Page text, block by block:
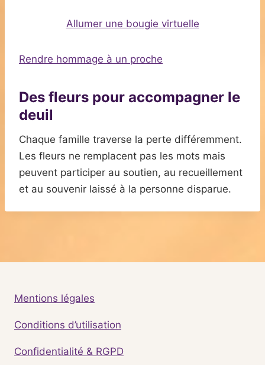
Allumer une bougie virtuelle
Rendre hommage à un proche
Des fleurs pour accompagner le
deuil
Chaque famille traverse la perte différemment.
Les fleurs ne remplacent pas les mots mais
peuvent participer au soutien, au recueillement
et au souvenir laissé à la personne disparue.
Mentions légales
Conditions d’utilisation
Confidentialité & RGPD